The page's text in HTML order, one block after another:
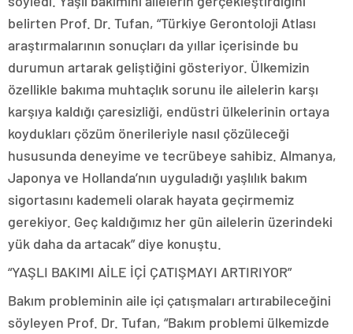
belirten Prof. Dr. Tufan, “Türkiye Gerontoloji Atlası
araştırmalarının sonuçları da yıllar içerisinde bu
durumun artarak geliştiğini gösteriyor. Ülkemizin
özellikle bakıma muhtaçlık sorunu ile ailelerin karşı
karşıya kaldığı çaresizliği, endüstri ülkelerinin ortaya
koydukları çözüm önerileriyle nasıl çözüleceği
hususunda deneyime ve tecrübeye sahibiz. Almanya,
Japonya ve Hollanda’nın uyguladığı yaşlılık bakım
sigortasını kademeli olarak hayata geçirmemiz
gerekiyor. Geç kaldığımız her gün ailelerin üzerindeki
yük daha da artacak” diye konuştu.
“YAŞLI BAKIMI AİLE İÇİ ÇATIŞMAYI ARTIRIYOR”
Bakım probleminin aile içi çatışmaları artırabileceğini
söyleyen Prof. Dr. Tufan, “Bakım problemi ülkemizde